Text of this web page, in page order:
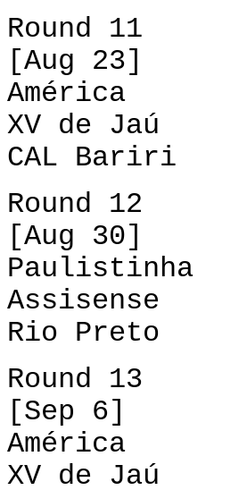
Round 11
[Aug 23]
América
XV de
CAL
Round 12
[Aug 30]
Rio Preto
Round 13
[Sep 6]
América
XV de